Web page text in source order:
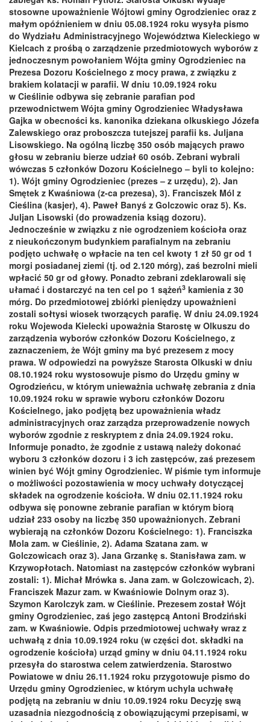
stosowne upoważnienie Wójtowi gminy Ogrodzieniec oraz z
małym opóźnieniem w dniu 05.08.1924 roku wysyła pismo
do Wydziału Administracyjnego Województwa Kieleckiego w
Kielcach z prośbą o zarządzenie przedmiotowych wyborów z
jednoczesnym powołaniem Wójta gminy Ogrodzieniec na
Prezesa Dozoru Kościelnego z mocy prawa, z związku z
brakiem kolatacji w parafii. W dniu 10.09.1924 roku
w Cieślinie odbywa się zebranie parafian pod
przewodnictwem Wójta gminy Ogrodzieniec Władysława
Gajka w obecności ks. kanonika dziekana olkuskiego Józefa
Zalewskiego oraz proboszcza tutejszej parafii ks. Juljana
Lisowskiego. Na ogólną liczbę 350 osób mających prawo
głosu w zebraniu bierze udział 60 osób. Zebrani wybrali
wówczas 5 członków Dozoru Kościelnego – byli to kolejno:
1). Wójt gminy Ogrodzieniec (prezes – z urzędu), 2). Jan
Smętek z Kwaśniowa (z-ca prezesa), 3). Franciszek Mól z
Cieślina (kasjer), 4). Paweł Banyś z Golczowic oraz 5). Ks.
Juljan Lisowski (do prowadzenia ksiąg dozoru).
Jednocześnie w związku z nie ogrodzeniem kościoła oraz
z nieukończonym budynkiem parafialnym na zebraniu
podjęto uchwałę o wpłacie na ten cel kwoty 1 zł 50 gr od 1
morgi posiadanej ziemi (tj. od 2.120 mórg), zaś bezrolni mieli
wpłacić 50 gr od głowy. Ponadto zebrani zdeklarowali się
ułamać i dostarczyć na ten cel po 1 sążeń3 kamienia z 30
mórg. Do przedmiotowej zbiórki pieniędzy upoważnieni
zostali sołtysi wiosek tworzących parafię. W dniu 24.09.1924
roku Wojewoda Kielecki upoważnia Starostę w Olkuszu do
zarządzenia wyborów członków Dozoru Kościelnego, z
zaznaczeniem, że Wójt gminy ma być prezesem z mocy
prawa. W odpowiedzi na powyższe Starosta Olkuski w dniu
08.10.1924 roku wystosowuje pismo do Urzędu gminy w
Ogrodzieńcu, w którym unieważnia uchwałę zebrania z dnia
10.09.1924 roku w sprawie wyboru członków Dozoru
Kościelnego, jako podjętą bez upoważnienia władz
administracyjnych oraz zarządza przeprowadzenie nowych
wyborów zgodnie z reskryptem z dnia 24.09.1924 roku.
Informuje ponadto, że zgodnie z ustawą należy dokonać
wyboru 3 członków dozoru i 3 ich zastępców, zaś prezesem
winien być Wójt gminy Ogrodzieniec. W piśmie tym informuje
o możliwości pozostawienia w mocy uchwały dotyczącej
składek na ogrodzenie kościoła. W dniu 02.11.1924 roku
odbywa się ponowne zebranie parafian w którym biorą
udział 233 osoby na liczbę 350 upoważnionych. Zebrani
wybierają na członków Dozoru Kościelnego: 1). Franciszka
Mola zam. w Cieślinie, 2). Adama Szatana zam. w
Golczowicach oraz 3). Jana Grzankę s. Stanisława zam. w
Krzywopłotach. Natomiast na zastępców członków wybrani
zostali: 1). Michał Mrówka s. Jana zam. w Golczowicach, 2).
Franciszek Mazur zam. w Kwaśniowie Dolnym oraz 3).
Szymon Karolczyk zam. w Cieślinie. Prezesem został Wójt
gminy Ogrodzieniec, zaś jego zastępcą Antoni Brodziński
zam. w Kwaśniowie. Odpis przedmiotowej uchwały wraz z
uchwałą z dnia 10.09.1924 roku (w części dot. składki na
ogrodzenie kościoła) urząd gminy w dniu 04.11.1924 roku
przesyła do starostwa celem zatwierdzenia. Starostwo
Powiatowe w dniu 26.11.1924 roku przygotowuje pismo do
Urzędu gminy Ogrodzieniec, w którym uchyla uchwałę
podjętą na zebraniu w dniu 10.09.1924 roku Decyzję swą
uzasadnia niezgodnością z obowiązującymi przepisami, w